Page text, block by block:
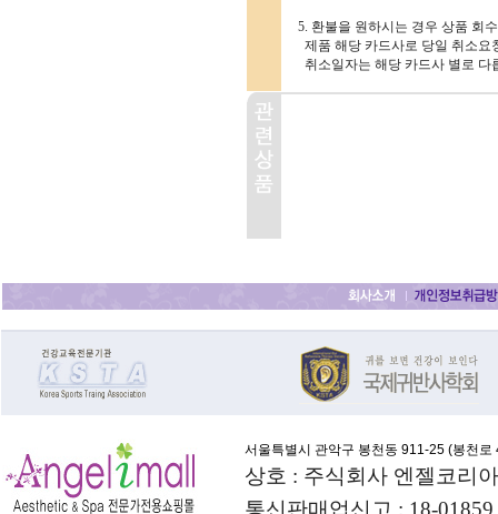
5. 환불을 원하시는 경우 상품 회
제품 해당 카드사로 당일 취소요
취소일자는 해당 카드사 별로 다
서울특별시 관악구 봉천동 911-25 (봉천로
상호 : 주식회사 엔젤코리
통신판매업신고 : 18-